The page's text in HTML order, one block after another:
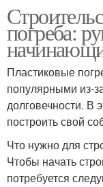
погреба:
Пластиковые
популярными из-
долговечности. В
построить свой
Что нужно для
Чтобы начать
потребуется